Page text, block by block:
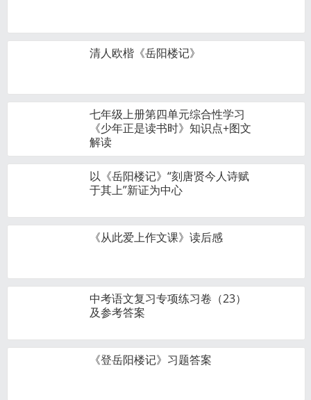
清人欧楷《岳阳楼记》
七年级上册第四单元综合性学习
《少年正是读书时》知识点+图文
解读
以《岳阳楼记》“刻唐贤今人诗赋
于其上”新证为中心
《从此爱上作文课》读后感
中考语文复习专项练习卷（23）
及参考答案
《登岳阳楼记》习题答案